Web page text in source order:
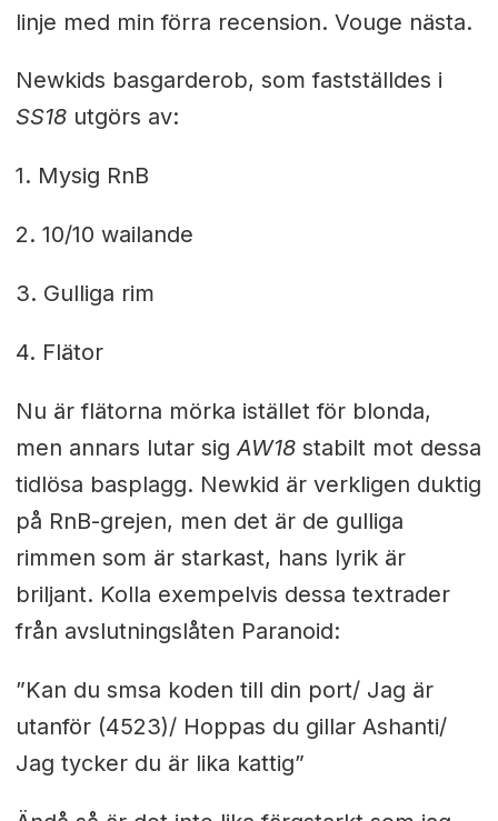
linje med min förra recension. Vouge nästa.
Newkids basgarderob, som fastställdes i
SS18 utgörs av:
1. Mysig RnB
2. 10/10 wailande
3. Gulliga rim
4. Flätor
Nu är flätorna mörka istället för blonda,
men annars lutar sigAW18stabilt mot dessa
tidlösa basplagg. Newkid är verkligen duktig
på RnB-grejen, men det är de gulliga
rimmen som är starkast, hans lyrik är
briljant. Kolla exempelvis dessa textrader
från avslutningslåten Paranoid:
”Kan du smsa koden till din port/ Jag är
utanför (4523)/ Hoppas du gillar Ashanti/
Jag tycker du är lika kattig”